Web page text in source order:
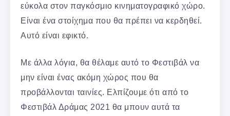
εύκολα στον παγκόσμιο κινηματογραφικό χώρο.
Είναι ένα στοίχημα που θα πρέπει να κερδηθεί.
Αυτό είναι εφικτό.
Με άλλα λόγια, θα θέλαμε αυτό το Φεστιβάλ να
μην είναι ένας ακόμη χώρος που θα
προβάλλονται ταινίες. Ελπίζουμε ότι από το
Φεστιβάλ Δράμας 2021 θα μπουν αυτά τα